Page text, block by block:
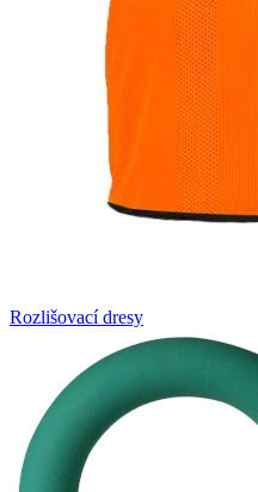
Rozlišovací dresy